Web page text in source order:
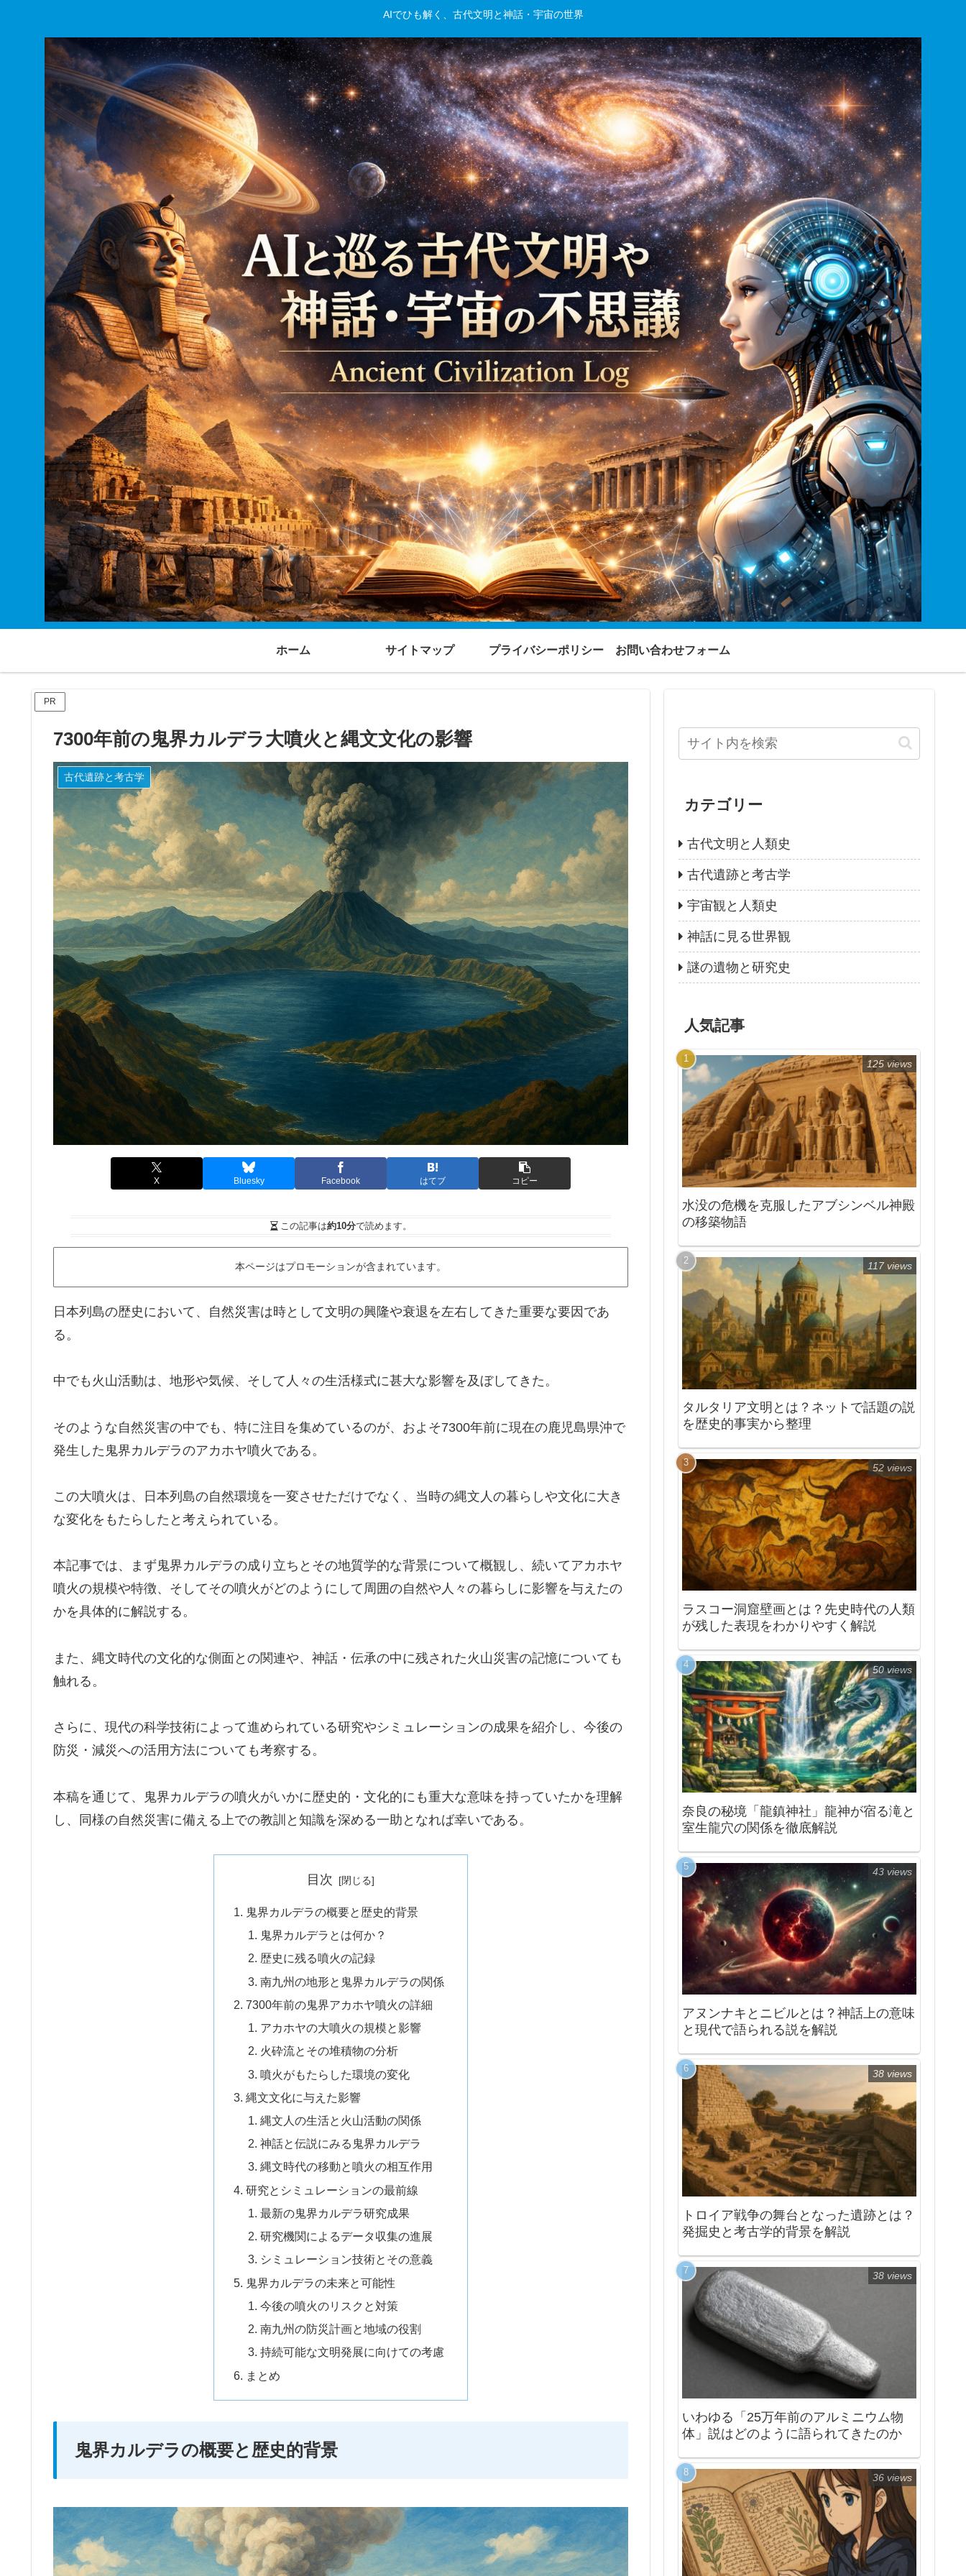
AIでひも解く、古代文明と神話・宇宙の世界
ホーム サイトマップ プライバシーポリシー お問い合わせフォーム
PR
7300年前の鬼界カルデラ大噴火と縄文文化の影響
古代遺跡と考古学
X Bluesky Facebook はてブ コピー
この記事は約10分で読めます。
本ページはプロモーションが含まれています。
日本列島の歴史において、自然災害は時として文明の興隆や衰退を左右してきた重要な要因であ
る。
中でも火山活動は、地形や気候、そして人々の生活様式に甚大な影響を及ぼしてきた。
そのような自然災害の中でも、特に注目を集めているのが、およそ7300年前に現在の鹿児島県沖で
発生した鬼界カルデラのアカホヤ噴火である。
この大噴火は、日本列島の自然環境を一変させただけでなく、当時の縄文人の暮らしや文化に大き
な変化をもたらしたと考えられている。
本記事では、まず鬼界カルデラの成り立ちとその地質学的な背景について概観し、続いてアカホヤ
噴火の規模や特徴、そしてその噴火がどのようにして周囲の自然や人々の暮らしに影響を与えたの
かを具体的に解説する。
また、縄文時代の文化的な側面との関連や、神話・伝承の中に残された火山災害の記憶についても
触れる。
さらに、現代の科学技術によって進められている研究やシミュレーションの成果を紹介し、今後の
防災・減災への活用方法についても考察する。
本稿を通じて、鬼界カルデラの噴火がいかに歴史的・文化的にも重大な意味を持っていたかを理解
し、同様の自然災害に備える上での教訓と知識を深める一助となれば幸いである。
目次
鬼界カルデラの概要と歴史的背景
鬼界カルデラとは何か？
歴史に残る噴火の記録
南九州の地形と鬼界カルデラの関係
7300年前の鬼界アカホヤ噴火の詳細
アカホヤの大噴火の規模と影響
火砕流とその堆積物の分析
噴火がもたらした環境の変化
縄文文化に与えた影響
縄文人の生活と火山活動の関係
神話と伝説にみる鬼界カルデラ
縄文時代の移動と噴火の相互作用
研究とシミュレーションの最前線
最新の鬼界カルデラ研究成果
研究機関によるデータ収集の進展
シミュレーション技術とその意義
鬼界カルデラの未来と可能性
今後の噴火のリスクと対策
南九州の防災計画と地域の役割
持続可能な文明発展に向けての考慮
まとめ
鬼界カルデラの概要と歴史的背景
カテゴリー
古代文明と人類史
古代遺跡と考古学
宇宙観と人類史
神話に見る世界観
謎の遺物と研究史
人気記事
水没の危機を克服したアブシンベル神殿
の移築物語
125 views
タルタリア文明とは？ネットで話題の説
を歴史的事実から整理
117 views
ラスコー洞窟壁画とは？先史時代の人類
が残した表現をわかりやすく解説
52 views
奈良の秘境「龍鎮神社」龍神が宿る滝と
室生龍穴の関係を徹底解説
50 views
アヌンナキとニビルとは？神話上の意味
と現代で語られる説を解説
43 views
トロイア戦争の舞台となった遺跡とは？
発掘史と考古学的背景を解説
38 views
いわゆる「25万年前のアルミニウム物
体」説はどのように語られてきたのか
38 views
36 views